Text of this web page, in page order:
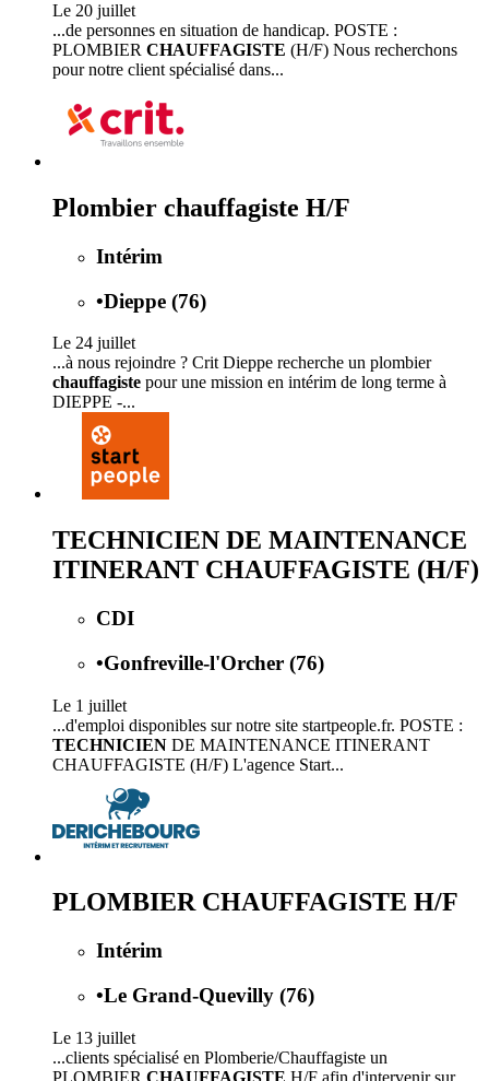
Le 20 juillet
...de personnes en situation de handicap. POSTE :
PLOMBIER CHAUFFAGISTE (H/F) Nous recherchons
pour notre client spécialisé dans...
Plombier chauffagiste H/F
Intérim
•Dieppe (76)
Le 24 juillet
...à nous rejoindre ? Crit Dieppe recherche un plombier
chauffagiste pour une mission en intérim de long terme à
DIEPPE -...
TECHNICIEN DE MAINTENANCE
ITINERANT CHAUFFAGISTE (H/F)
CDI
•Gonfreville-l'Orcher (76)
Le 1 juillet
...d'emploi disponibles sur notre site startpeople.fr. POSTE :
TECHNICIEN DE MAINTENANCE ITINERANT
CHAUFFAGISTE (H/F) L'agence Start...
PLOMBIER CHAUFFAGISTE H/F
Intérim
•Le Grand-Quevilly (76)
Le 13 juillet
...clients spécialisé en Plomberie/Chauffagiste un
PLOMBIER CHAUFFAGISTE H/F afin d'intervenir sur